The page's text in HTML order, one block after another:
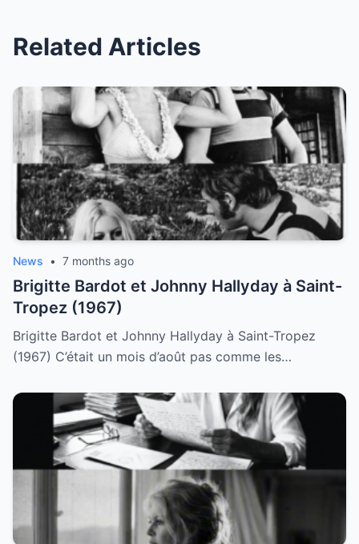
Related Articles
News • 7 months ago
Brigitte Bardot et Johnny Hallyday à Saint-
Tropez (1967)
Brigitte Bardot et Johnny Hallyday à Saint-Tropez
(1967) C’était un mois d’août pas comme les…